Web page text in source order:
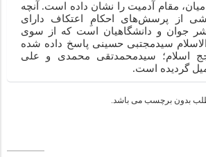
خامنه‌ای با احیای سنت اعتکاف، معنویت را در
تکیه‌ای در آستانه برگزاری مراسم تشییع
انقلاب در قم
اعتکاف به حضور در مراسم بزرگداشت قائد
میان، مقام آدمیت را نشان داده است. آنچه
از پرسش‌‏های احکامِ اعتکاف دارای
جوان و دانشگاهیان است که از سوی
سیدمجتبی حسینی پاسخ داده شده
اسلام؛ سیدمحمدتقی محمدی و علی
گردیده است.
بدون برچسب می باشد.